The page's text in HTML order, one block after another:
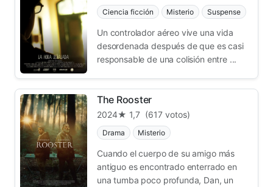
Ciencia ficción Misterio Suspense
Un controlador aéreo vive una vida
desordenada después de que es casi
responsable de una colisión entre ...
The Rooster
2024★ 1,7 (617 votos)
Drama Misterio
Cuando el cuerpo de su amigo más
antiguo es encontrado enterrado en
una tumba poco profunda, Dan, un